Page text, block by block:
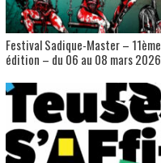
Festival Sadique-Master – 11ème
édition – du 06 au 08 mars 2026